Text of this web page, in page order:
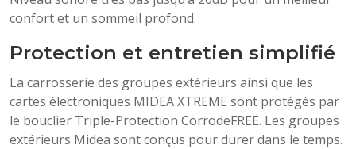
confort et un sommeil profond.
Protection et entretien simplifié
La carrosserie des groupes extérieurs ainsi que les
cartes électroniques MIDEA XTREME sont protégés par
le bouclier Triple-Protection CorrodeFREE. Les groupes
extérieurs Midea sont conçus pour durer dans le temps.